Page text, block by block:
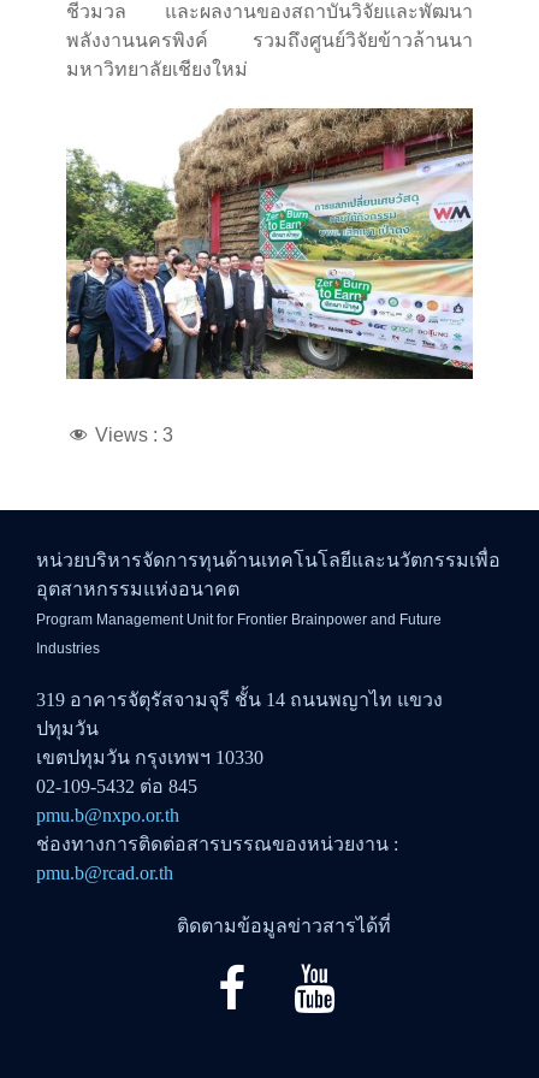
ชีวมวล และผลงานของสถาบันวิจัยและพัฒนา
พลังงานนครพิงค์ รวมถึงศูนย์วิจัยข้าวล้านนา
มหาวิทยาลัยเชียงใหม่
Views : 3
หน่วยบริหารจัดการทุนด้านเทคโนโลยีและนวัตกรรมเพื่อ
อุตสาหกรรมแห่งอนาคต
Program Management Unit for Frontier Brainpower and Future
Industries
319 อาคารจัตุรัสจามจุรี ชั้น 14 ถนนพญาไท แขวง
ปทุมวัน
เขตปทุมวัน กรุงเทพฯ 10330
02-109-5432 ต่อ 845
pmu.b@nxpo.or.th
ช่องทางการติดต่อสารบรรณของหน่วยงาน :
pmu.b@rcad.or.th
ติดตามข้อมูลข่าวสารได้ที่